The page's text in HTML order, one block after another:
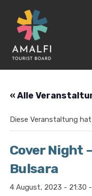
« Alle
Diese Veranstaltung
Cover Night
Bulsara
4 August, 2023 - 21:30 -